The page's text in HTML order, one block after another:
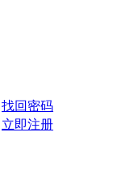
找回密码
立即注册